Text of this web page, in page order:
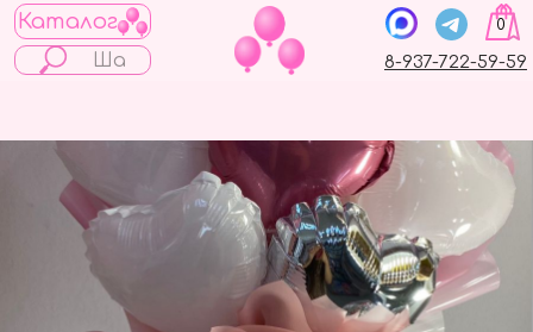
Каталог
8-937-722-59-59
0